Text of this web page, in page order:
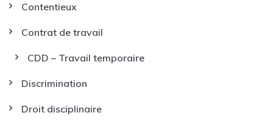
Contentieux
Contrat de travail
CDD – Travail temporaire
Discrimination
Droit disciplinaire